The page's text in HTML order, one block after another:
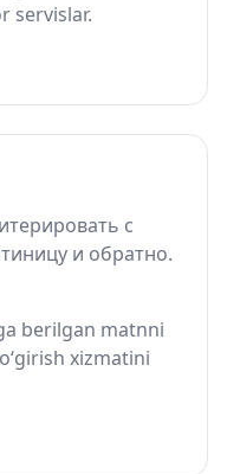
servislar.
с
и обратно.
berilgan matnni
xizmatini